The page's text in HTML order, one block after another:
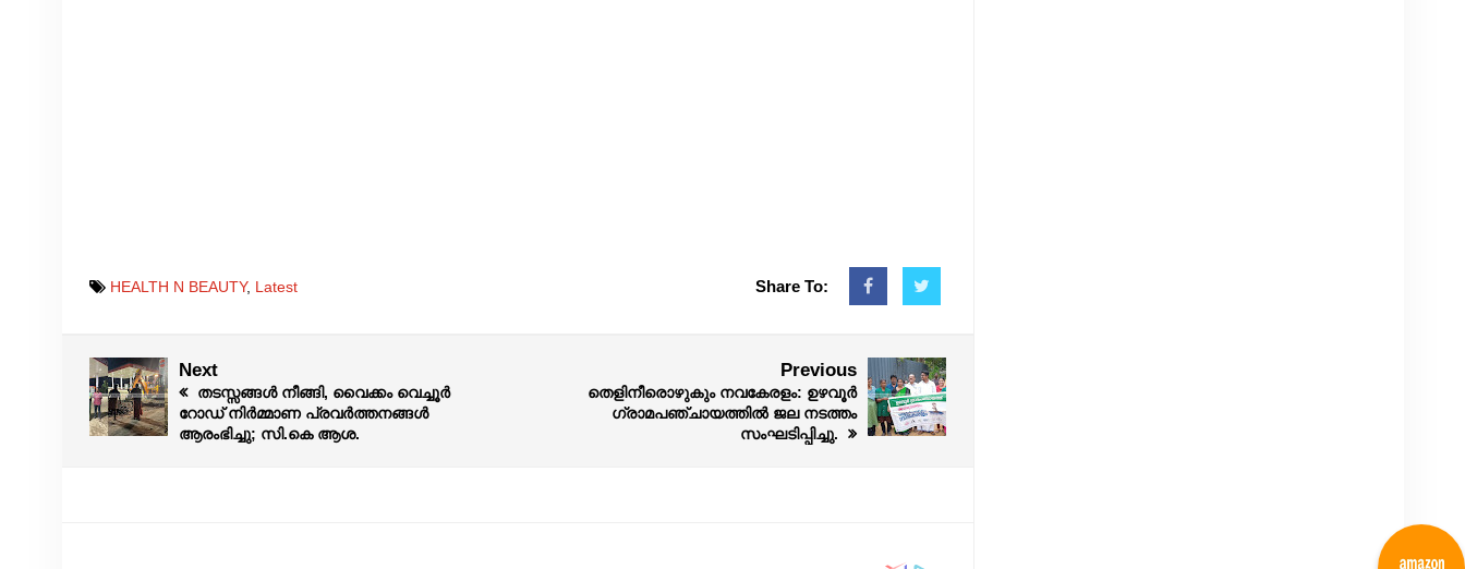
HEALTH N BEAUTY, Latest Share To:
Next
തടസ്സങ്ങൾ നീങ്ങി, വൈക്കം വെച്ചൂർ
റോഡ് നിർമ്മാണ പ്രവർത്തനങ്ങൾ
ആരംഭിച്ചു; സി.കെ ആശ.
Previous
തെളിനീരൊഴുകും നവകേരളം: ഉഴവൂര്‍
ഗ്രാമപഞ്ചായത്തിൽ ജല നടത്തം
സംഘടിപ്പിച്ചു.